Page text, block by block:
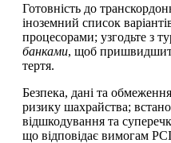
Готовність до
іноземний список
процесорами; узгодьте з
банками, щоб
тертя.
Безпека, дані та
ризику шахрайства;
відшкодування та
що відповідає вимогам